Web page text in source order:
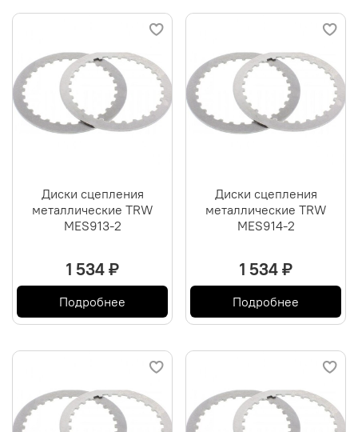
Диски сцепления
металлические TRW
MES913-2
1 534 ₽
Подробнее
Диски сцепления
металлические TRW
MES914-2
1 534 ₽
Подробнее